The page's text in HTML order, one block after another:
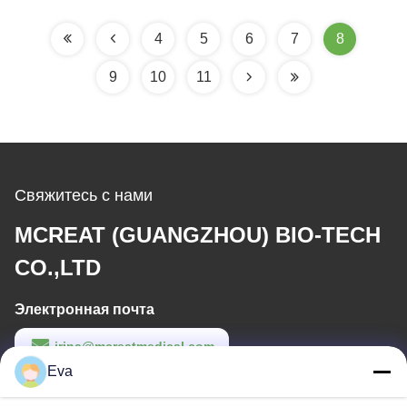
зонд для
устройства
4 5 6 7 8
9 10 11
Свяжитесь с нами
MCREAT (GUANGZHOU) BIO-TECH
CO.,LTD
Электронная почта
irina@mcreatmedical.com
Рабочее время
Eva